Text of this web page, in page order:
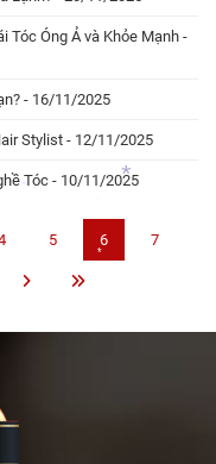
*
Tóc Óng Ả và Khỏe Mạnh -
- 16/11/2025
Stylist - 12/11/2025
Tóc - 10/11/2025
5 6 7